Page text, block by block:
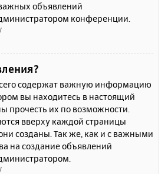
объявлений
конференции.
содержат важную информацию
вы находитесь в настоящий
прочесть их по возможности.
вверху каждой страницы
созданы. Так же, как и с важными
на создание объявлений